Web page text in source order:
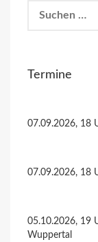
nach:
Termine
07.09.2026, 18
07.09.2026, 18
05.10.2026, 19
Wuppertal